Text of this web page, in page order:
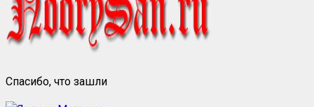
Спасибо, что зашли